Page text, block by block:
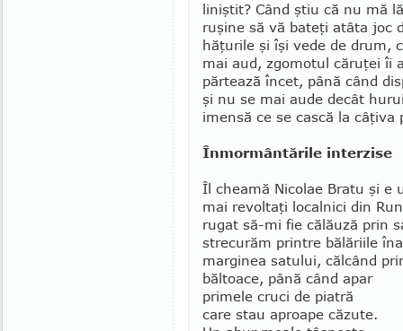
liniştit? Când ştiu că nu mă
ruşine să vă bateţi atâta joc
hăţurile şi îşi vede de drum,
mai aud, zgo­motul căruţei îi
părtează încet, până când
şi nu se mai aude decât
imensă ce se cască la
Înmormântările interzise
Îl cheamă Nicolae Bratu şi e
mai revoltaţi localnici din
rugat să-mi fie călăuză prin
strecurăm printre bălăriile
marginea satului, călcând
băltoace, până când apar
primele cruci de piatră
care stau aproape căzute.